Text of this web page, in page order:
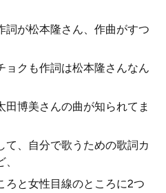
詞が松本隆さん、作曲がすつ
ョクも作詞は松本隆さんなん
田博美さんの曲が知られてま
て、自分で歌うための歌詞カ
ろと女性目線のところに2つ